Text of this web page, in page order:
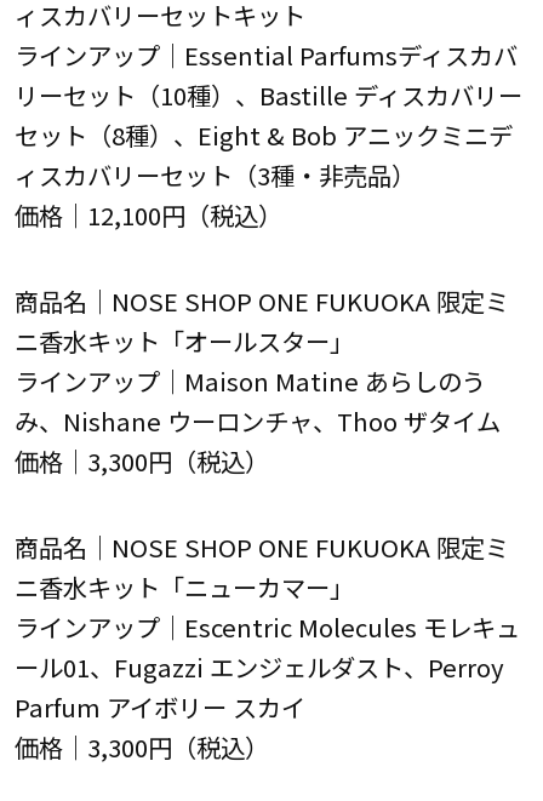
ィスカバリーセットキット
ラインアップ｜Essential Parfumsディスカバ
リーセット（10種）、Bastille ディスカバリー
セット（8種）、Eight & Bob アニックミニデ
ィスカバリーセット（3種・非売品）
価格｜12,100円（税込）
商品名｜NOSE SHOP ONE FUKUOKA 限定ミ
ニ香水キット「オールスター」
ラインアップ｜Maison Matine あらしのう
み、Nishane ウーロンチャ、Thoo ザタイム
価格｜3,300円（税込）
商品名｜NOSE SHOP ONE FUKUOKA 限定ミ
ニ香水キット「ニューカマー」
ラインアップ｜Escentric Molecules モレキュ
ール01、Fugazzi エンジェルダスト、Perroy
Parfum アイボリー スカイ
価格｜3,300円（税込）